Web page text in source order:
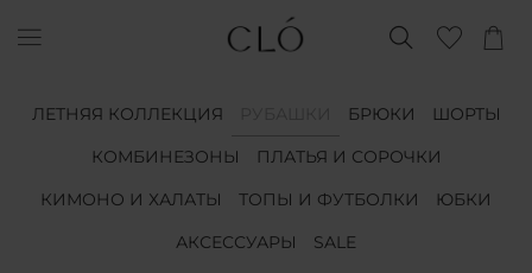
ЛЕТНЯЯ КОЛЛЕКЦИЯ БРЮКИ
ШОРТЫ
КОМБИНЕЗОНЫ
ПЛАТЬЯ И СОРОЧКИ
КИМОНО И ХАЛАТЫ
ТОПЫ И ФУТБОЛКИ
ЮБКИ
АКСЕССУАРЫ
SALE